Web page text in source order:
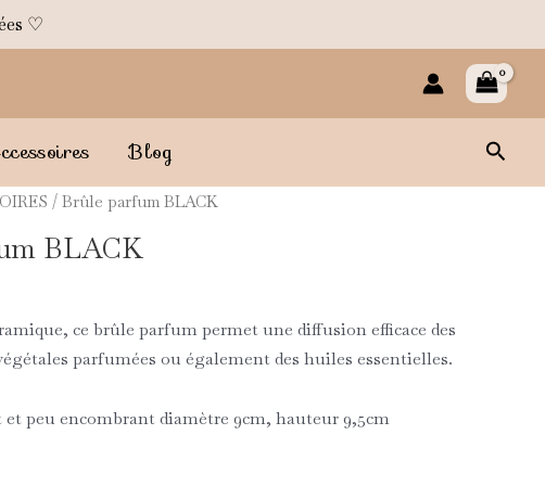
♡
Blog
/ Brûle parfum BLACK
BLACK
ce brûle parfum permet une diffusion efficace des
parfumées ou également des huiles essentielles.
et peu encombrant diamètre 9cm, hauteur 9,5cm